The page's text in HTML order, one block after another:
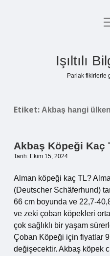
Yasal
Işıltılı
Parlak fikirlerle
Etiket: Akbaş hangi
Akbaş Köpeği Kaç
Tarih: Ekim 15, 2024
Alman köpeği kaç TL?
(Deutscher Schäferhund)
66 cm boyunda ve 22,7-40,8
ve zeki çoban köpekleri
çok sağlıklı bir yaşam
Çoban Köpeği için fiyatlar
değişecektir. Akbaş köpek